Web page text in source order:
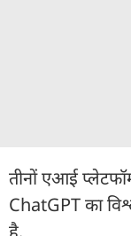
तीनों एआई
ChatGPT का
है.